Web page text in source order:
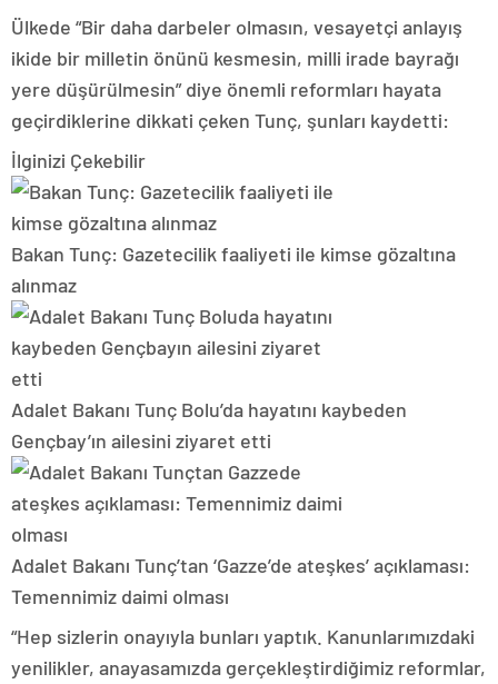
Ülkede “Bir daha darbeler olmasın, vesayetçi anlayış
ikide bir milletin önünü kesmesin, milli irade bayrağı
yere düşürülmesin” diye önemli reformları hayata
geçirdiklerine dikkati çeken Tunç, şunları kaydetti:
İlginizi Çekebilir
Bakan Tunç: Gazetecilik faaliyeti ile kimse gözaltına
alınmaz
Adalet Bakanı Tunç Bolu’da hayatını kaybeden
Gençbay’ın ailesini ziyaret etti
Adalet Bakanı Tunç’tan ‘Gazze’de ateşkes’ açıklaması:
Temennimiz daimi olması
“Hep sizlerin onayıyla bunları yaptık. Kanunlarımızdaki
yenilikler, anayasamızda gerçekleştirdiğimiz reformlar,